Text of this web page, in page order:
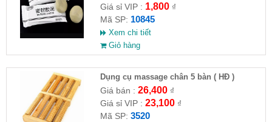
Giá sỉ VIP : 1,800₫
Mã SP: 10845
Xem chi tiết
Giỏ hàng
Dụng cụ massage chân 5 bàn ( HĐ )
Giá bán : 26,400₫
Giá sỉ VIP : 23,100₫
Mã SP: 3520